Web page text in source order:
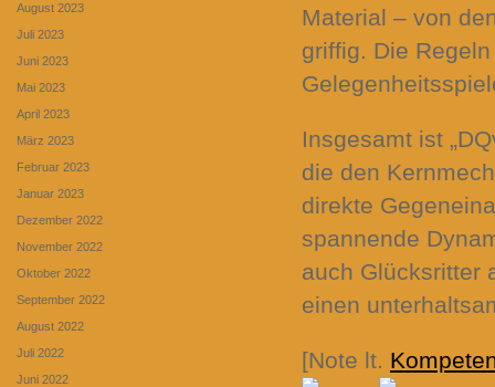
Material – von
griffig. Die
Insgesamt ist
die den
direkte
spannende
auch Glücksritter
einen
[Note lt.
August 2023
Juli 2023
Juni 2023
Mai 2023
April 2023
März 2023
Februar 2023
Januar 2023
Dezember 2022
November 2022
Oktober 2022
September 2022
August 2022
Juli 2022
Juni 2022